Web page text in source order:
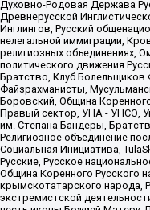
Духовно-Родовая Держава
Древнерусской
Инглингов, Русский
нелегальной иммиграции,
религиозных объединениях,
политического движения
Братство, Клуб Болельщиков
Файзрахманисты,
Боровский, Община
Правый сектор, УНА - УНСО,
им. Степана Бандеры,
Религиозное объединение
Социальная Инициатива,
Русские, Русское
Община Коренного Русского
крымскотатарского народа,
экстремистской